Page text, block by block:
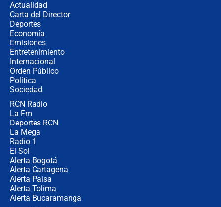
Actualidad
Carta del Director
Deportes
Economía
Emisiones
Entretenimiento
Internacional
Orden Público
Política
Sociedad
RCN Radio
La Fm
Deportes RCN
La Mega
Radio 1
El Sol
Alerta Bogotá
Alerta Cartagena
Alerta Paisa
Alerta Tolima
Alerta Bucaramanga